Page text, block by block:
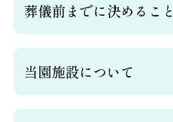
葬儀前までに決めること
当園施設について